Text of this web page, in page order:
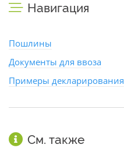
Навигация
Пошлины
Документы для ввоза
Примеры декларирования
См. также